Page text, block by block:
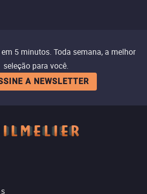
5 minutos. Toda semana, a melhor
seleção para você.
A NEWSLETTER